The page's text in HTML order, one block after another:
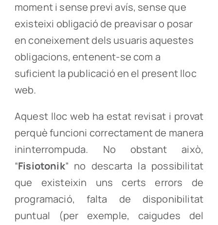
moment i sense previ avís, sense que
existeixi obligació de preavisar o posar
en coneixement dels usuaris aquestes
obligacions, entenent-se com a
suficient la publicació en el present lloc
web.
Aquest lloc web ha estat revisat i provat
perquè funcioni correctament de manera
ininterrompuda. No obstant això,
“Fisiotonik” no descarta la possibilitat
que existeixin uns certs errors de
programació, falta de disponibilitat
puntual (per exemple, caigudes del